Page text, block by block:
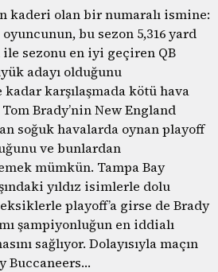
kaderi olan bir numaralı ismine:
bu sezon 5,316 yard
ile sezonu en iyi geçiren QB
adayı olduğunu
karşılaşmada kötü hava
Brady’nin New England
soğuk havalarda oynan playoff
ve bunlardan
mümkün. Tampa Bay
yıldız isimlerle dolu
playoff’a girse de Brady
şampiyonluğun en iddialı
sağlıyor. Dolayısıyla maçın
Buccaneers…